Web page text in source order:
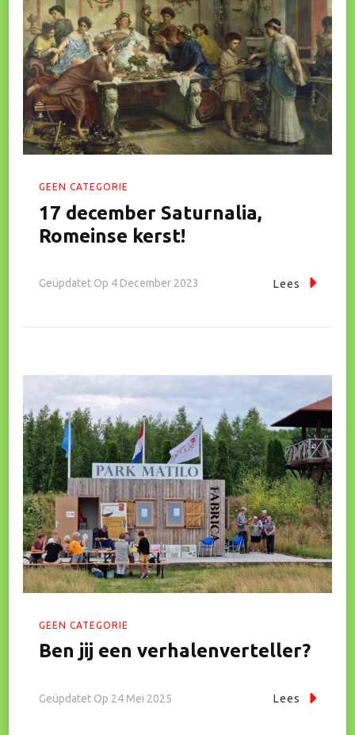
GEEN CATEGORIE
17 december Saturnalia,
Romeinse kerst!
Geüpdatet Op 4 December 2023 Lees
GEEN CATEGORIE
Ben jij een verhalenverteller?
Geüpdatet Op 24 Mei 2025 Lees